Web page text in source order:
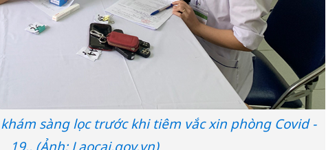
sàng lọc trước khi tiêm vắc xin phòng Covid -